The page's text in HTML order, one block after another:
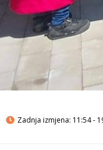
Zadnja izmjena: 11:54 -